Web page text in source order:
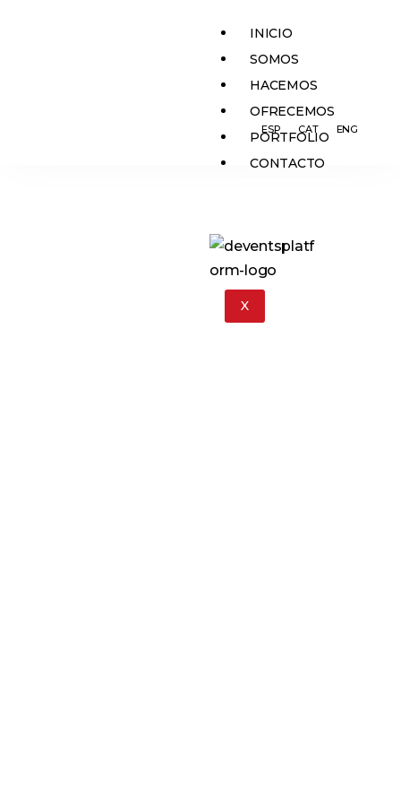
INICIO
SOMOS
HACEMOS
OFRECEMOS
PORTFOLIO
CONTACTO
X
ESP CAT ENG